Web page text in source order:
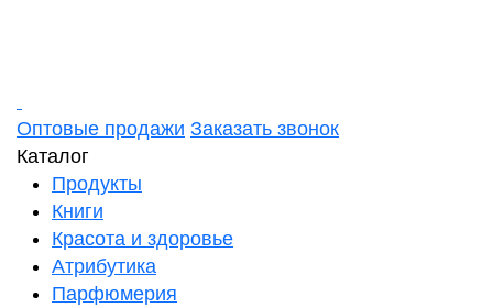
Оптовые продажи Заказать звонок
Каталог
Продукты
Книги
Красота и здоровье
Атрибутика
Парфюмерия